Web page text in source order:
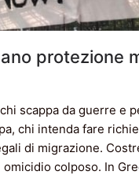
protezione
scappa da guerre e
chi intenda fare
di migrazione.
colposo. In